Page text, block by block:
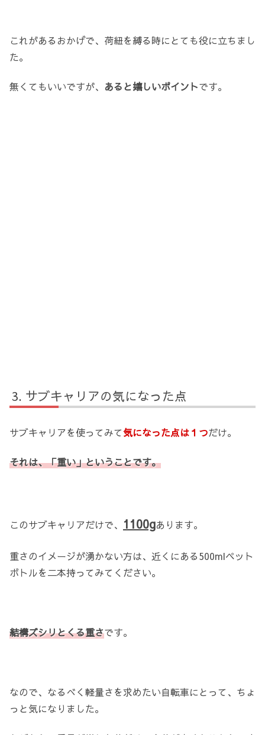
これがあるおかげで、荷紐を縛る時にとても役に立ちまし
た。
無くてもいいですが、 あると嬉しいポイントです。
サブキャリアの気になった点
サブキャリアを使ってみて気になった点は１つだけ。
それは、「重い」ということです。
このサブキャリアだけで、 1100gあります。
重さのイメージが湧かない方は、近くにある500mlペット
ボトルを二本持ってみてください。
結構ズシリとくる重さです。
なので、なるべく軽量さを求めたい自転車にとって、ちょ
っと気になりました。